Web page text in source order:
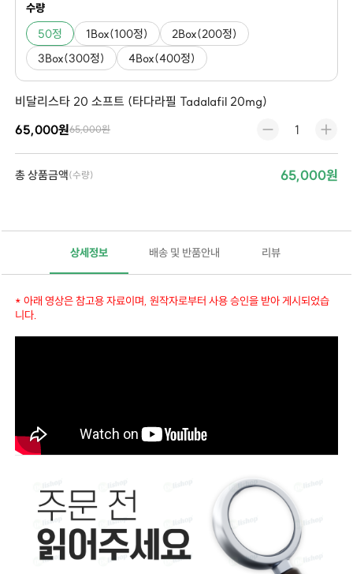
수량
50정 1Box(100정)
2Box(200정)
3Box(300정)
4Box(400정)
비달리스타 20 소프트 (타다라필 Tadalafil 20mg)
65,000원65,000원
총 상품금액(수량) 65,000원
상세정보 배송 및 반품안내 리뷰
* 아래 영상은 참고용 자료이며, 원작자로부터 사용 승인을 받아 게시되었습
니다.